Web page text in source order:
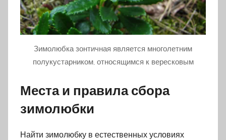
Зимолюбка зонтичная является многолетним
полукустарником, относящимся к вересковым
Места и правила сбора
зимолюбки
Найти зимолюбку в естественных условиях